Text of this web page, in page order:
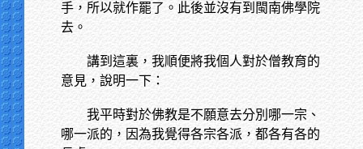
手，所以就作罷了。此後並沒有到閩南佛學院
去。
講到這裏，我順便將我個人對於僧教育的
意見，說明一下：
我平時對於佛教是不願意去分別哪一宗、
哪一派的，因為我覺得各宗各派，都各有各的